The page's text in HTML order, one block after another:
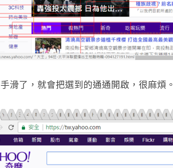
滑了，就會把選到的通通開啟，很麻煩。